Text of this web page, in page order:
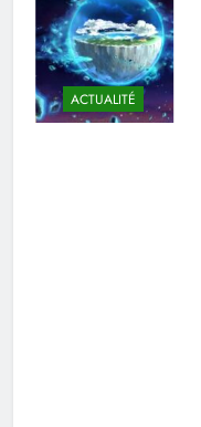
ACTUALITÉ